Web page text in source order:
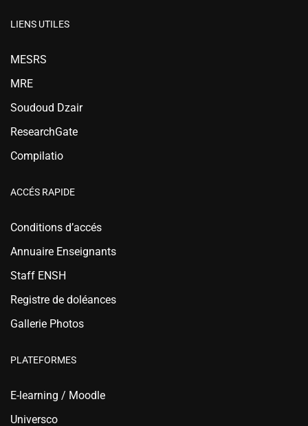
LIENS UTILES
MESRS
MRE
Soudoud Dzair
ResearchGate
Compilatio
ACCÉS RAPIDE
Conditions d’accés
Annuaire Enseignants
Staff ENSH
Registre de doléances
Gallerie Photos
PLATEFORMES
E-learning / Moodle
Universco